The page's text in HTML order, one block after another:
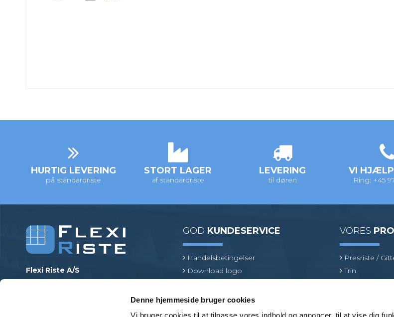
Denne hjemmeside bruger cookies
HURTIG LEVERING
på standardriste
STORT LAGER
af standardriste
LEVERING
til døren
VI
Ring: +45
Flexi Riste A/S
GOD KUNDESERVICE
Handelsbetingelser
Download logo
Find en produktspecialist
VORES
Presriste /
Trin